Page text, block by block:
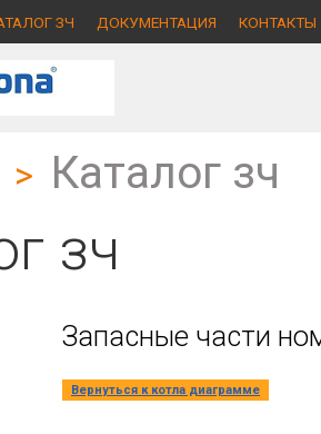
ЗЧ ДОКУМЕНТАЦИЯ КОНТАКТЫ
> Каталог зч
зч
Запасные части
Вернуться к котла диаграмме